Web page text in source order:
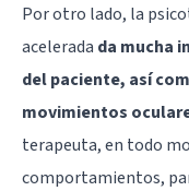
Por otro lado, la
acelerada da mucha
del paciente, así
movimientos
terapeuta, en todo
comportamientos,